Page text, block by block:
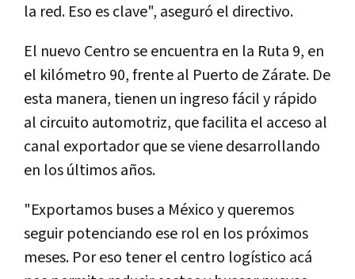
la red. Eso es clave", aseguró el directivo.
El nuevo Centro se encuentra en la Ruta 9, en
el kilómetro 90, frente al Puerto de Zárate. De
esta manera, tienen un ingreso fácil y rápido
al circuito automotriz, que facilita el acceso al
canal exportador que se viene desarrollando
en los últimos años.
"Exportamos buses a México y queremos
seguir potenciando ese rol en los próximos
meses. Por eso tener el centro logístico acá